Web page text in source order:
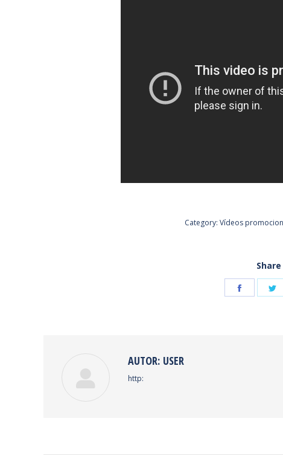
Category: Vídeos
Share
AUTOR: USER
http: